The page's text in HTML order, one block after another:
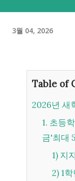
3월 04, 2026
Table of
2026년
1. 초등학교 1학년! 우리 동네 '입학축하
금'최대
1)
2) 1학년 지원금 신청 시 반드시 확인